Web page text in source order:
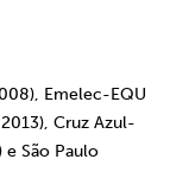
Emelec-EQU
Cruz Azul-
e São Paulo